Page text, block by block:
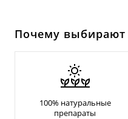
Почему выбирают
100% натуральные
препараты